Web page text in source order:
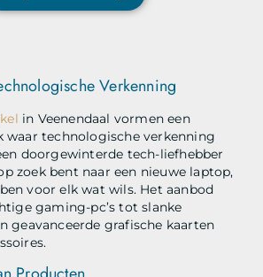
Verkenning
in Veenendaal vormen een
waar technologische verkenning
doorgewinterde tech-liefhebber
zoek bent naar een nieuwe laptop,
voor elk wat wils. Het aanbod
gaming-pc’s tot slanke
geavanceerde grafische kaarten